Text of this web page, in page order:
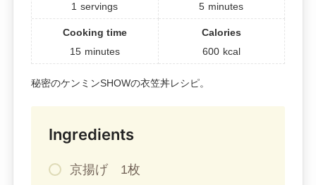
1 servings
5 minutes
Cooking time
15 minutes
Calories
600 kcal
秘密のケンミンSHOWの衣笠丼レシピ。
Ingredients
京揚げ 1枚